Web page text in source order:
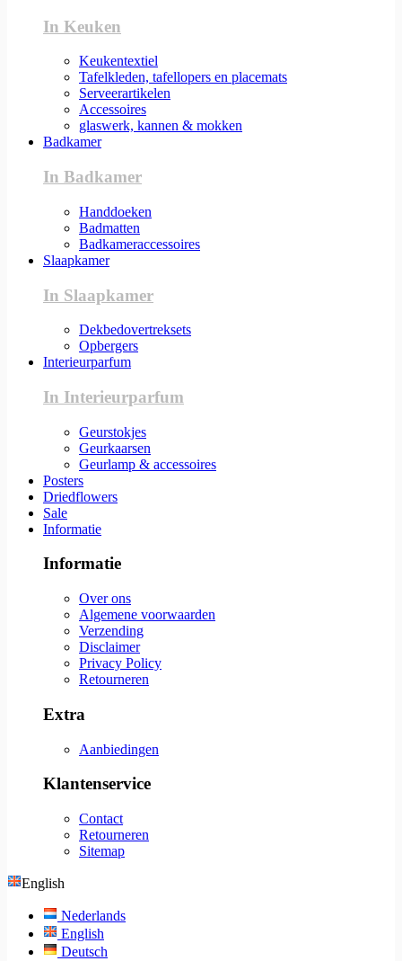
In Keuken
Keukentextiel
Tafelkleden, tafellopers en placemats
Serveerartikelen
Accessoires
glaswerk, kannen & mokken
Badkamer
In Badkamer
Handdoeken
Badmatten
Badkameraccessoires
Slaapkamer
In Slaapkamer
Dekbedovertreksets
Opbergers
Interieurparfum
In Interieurparfum
Geurstokjes
Geurkaarsen
Geurlamp & accessoires
Posters
Driedflowers
Sale
Informatie
Informatie
Over ons
Algemene voorwaarden
Verzending
Disclaimer
Privacy Policy
Retourneren
Extra
Aanbiedingen
Klantenservice
Contact
Retourneren
Sitemap
English
Nederlands
English
Deutsch